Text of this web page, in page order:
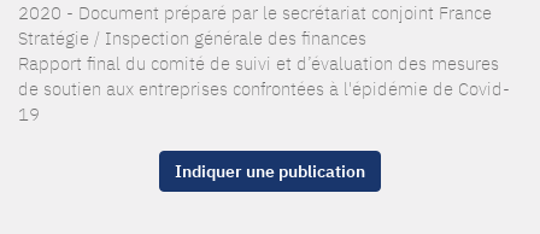
2020 - Document préparé par le secrétariat conjoint France
Stratégie / Inspection générale des finances
Rapport final du comité de suivi et d’évaluation des mesures
de soutien aux entreprises confrontées à l'épidémie de Covid-
19
Indiquer une publication